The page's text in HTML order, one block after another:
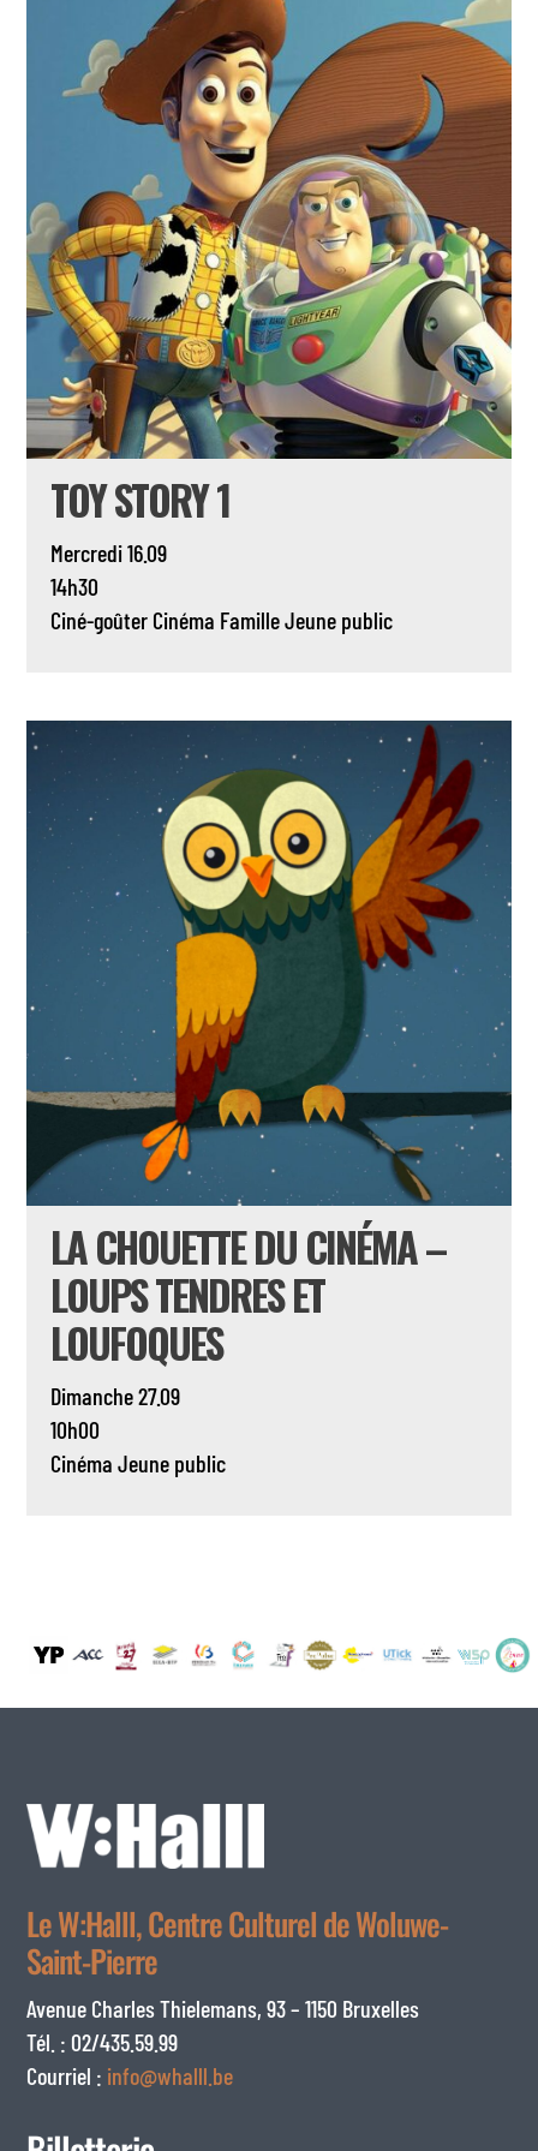
TOY STORY 1
Mercredi 16.09
14h30
Ciné-goûter Cinéma FamilleJeune public
LA CHOUETTE DU CINÉMA –
LOUPS TENDRES ET
LOUFOQUES
Dimanche 27.09
10h00
Cinéma Jeune public
Le W:Halll, Centre Culturel de Woluwe-
Saint-Pierre
Avenue Charles Thielemans, 93 – 1150 Bruxelles
Tél. : 02/435.59.99
Courriel : info@whalll.be